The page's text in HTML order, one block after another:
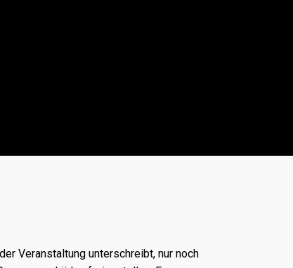
Veranstaltung unterschreibt, nur noch